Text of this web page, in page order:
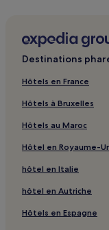
Hefersweiler :
Offenbach-
Mackenbach : hôtels
Sankt Julian : hôtels
Eßweiler : hôtels
Lauschied : hôtels
Ruppertsecken :
Medard : hôtels
Gare Eisenbach-
Destinations
Hôtels en France
Hôtels à Bruxelles
Hôtels au Maroc
Hôtel en Royaume-
hôtel en Italie
hôtel en Autriche
Hôtels en Espagne